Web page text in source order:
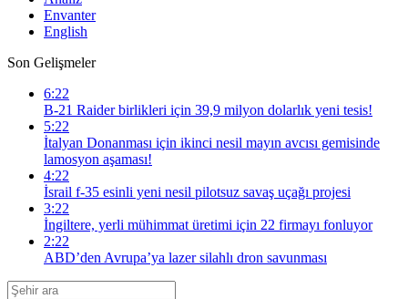
Envanter
English
Son Gelişmeler
6:22
B-21 Raider birlikleri için 39,9 milyon dolarlık yeni tesis!
5:22
İtalyan Donanması için ikinci nesil mayın avcısı gemisinde
lamosyon aşaması!
4:22
İsrail f-35 esinli yeni nesil pilotsuz savaş uçağı projesi
3:22
İngiltere, yerli mühimmat üretimi için 22 firmayı fonluyor
2:22
ABD’den Avrupa’ya lazer silahlı dron savunması